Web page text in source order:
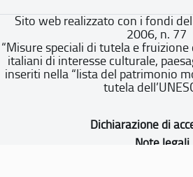
Sito web realizzato con i fondi
2006, n. 77
“Misure speciali di tutela e
italiani di interesse culturale,
inseriti nella “lista del patrimonio
tutela
Dichiarazione di
Note legali